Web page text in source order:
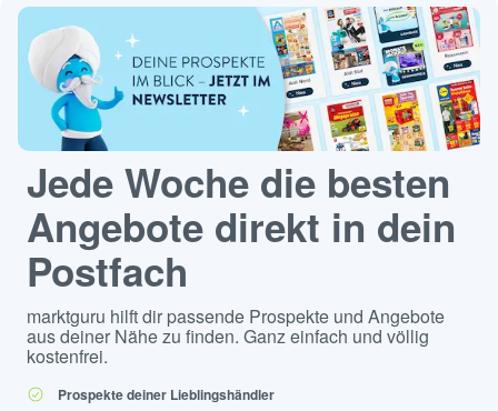
Jede Woche die besten
Angebote direkt in dein
Postfach
marktguru hilft dir passende Prospekte und Angebote
aus deiner Nähe zu finden. Ganz einfach und völlig
kostenfrei.
Prospekte deiner Lieblingshändler